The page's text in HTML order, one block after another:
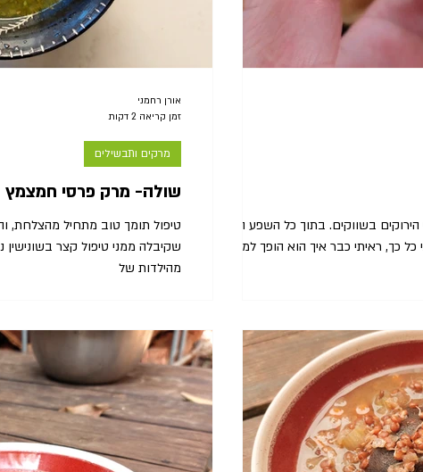
בשווקים. בתוך כל השפע הטוב
ראיתי כבר איך הוא הופך למילוי
שולה- מרק פרסי חמצמץ
טיפול תומך טוב מתחיל מהצלחת,
שקיבלה ממני טיפול קצר
מהילדות של
מרקים ותבשילים
אורן רחמני
זמן קריאה 2 דקות